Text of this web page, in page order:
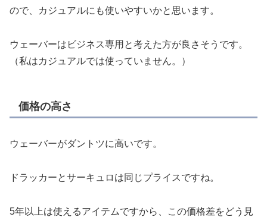
ので、カジュアルにも使いやすいかと思います。
ウェーバーはビジネス専用と考えた方が良さそうです。
（私はカジュアルでは使っていません。）
価格の高さ
ウェーバーがダントツに高いです。
ドラッカーとサーキュロは同じプライスですね。
5年以上は使えるアイテムですから、この価格差をどう見